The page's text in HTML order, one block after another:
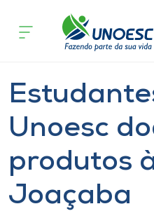
Cursos
Pesquisa
Atendimento ao
Portal de Ensino
acontece
Geral
Unoesc
produtos
Joaçaba